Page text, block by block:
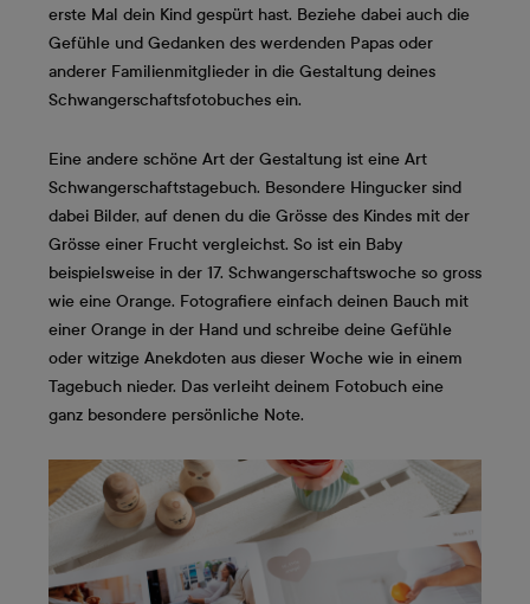
erste Mal dein Kind gespürt hast. Beziehe dabei auch die
Gefühle und Gedanken des werdenden Papas oder
anderer Familienmitglieder in die Gestaltung deines
Schwangerschaftsfotobuches ein.
Eine andere schöne Art der Gestaltung ist eine Art
Schwangerschaftstagebuch. Besondere Hingucker sind
dabei Bilder, auf denen du die Grösse des Kindes mit der
Grösse einer Frucht vergleichst. So ist ein Baby
beispielsweise in der 17. Schwangerschaftswoche so gross
wie eine Orange. Fotografiere einfach deinen Bauch mit
einer Orange in der Hand und schreibe deine Gefühle
oder witzige Anekdoten aus dieser Woche wie in einem
Tagebuch nieder. Das verleiht deinem Fotobuch eine
ganz besondere persönliche Note.